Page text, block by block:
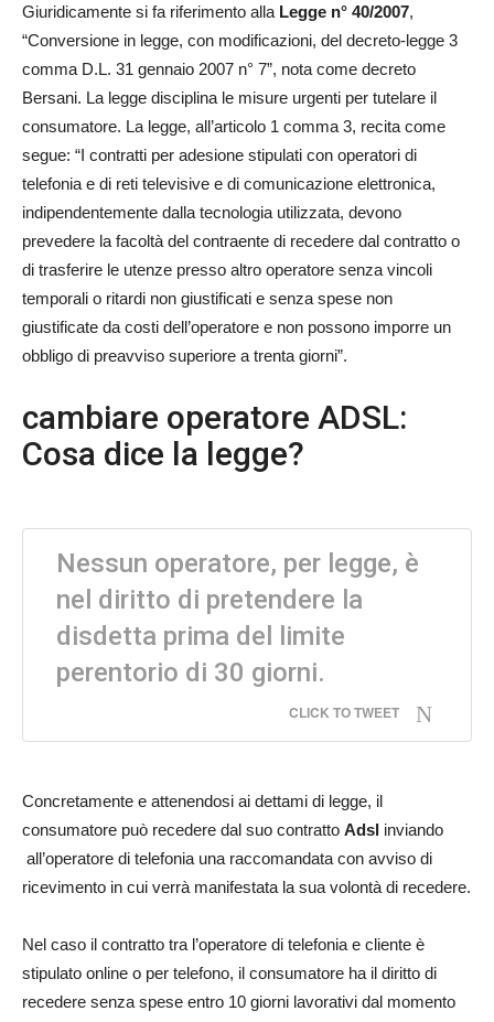
Giuridicamente si fa riferimento alla Legge n° 40/2007,
“Conversione in legge, con modificazioni, del decreto-legge 3
comma D.L. 31 gennaio 2007 n° 7”, nota come decreto
Bersani. La legge disciplina le misure urgenti per tutelare il
consumatore. La legge, all’articolo 1 comma 3, recita come
segue: “I contratti per adesione stipulati con operatori di
telefonia e di reti televisive e di comunicazione elettronica,
indipendentemente dalla tecnologia utilizzata, devono
prevedere la facoltà del contraente di recedere dal contratto o
di trasferire le utenze presso altro operatore senza vincoli
temporali o ritardi non giustificati e senza spese non
giustificate da costi dell’operatore e non possono imporre un
obbligo di preavviso superiore a trenta giorni”.
cambiare operatore ADSL:
Cosa dice la legge?
Nessun operatore, per legge, è
nel diritto di pretendere la
disdetta prima del limite
perentorio di 30 giorni.
CLICK TO TWEET
Concretamente e attenendosi ai dettami di legge, il
consumatore può recedere dal suo contratto Adsl inviando
all’operatore di telefonia una raccomandata con avviso di
ricevimento in cui verrà manifestata la sua volontà di recedere.
Nel caso il contratto tra l’operatore di telefonia e cliente è
stipulato online o per telefono, il consumatore ha il diritto di
recedere senza spese entro 10 giorni lavorativi dal momento